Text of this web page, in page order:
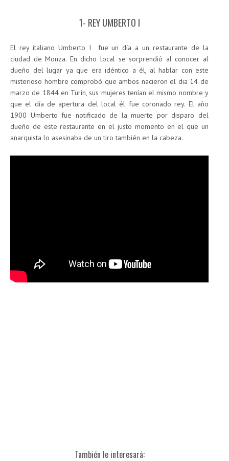
1- REY UMBERTO I
El rey italiano Umberto I fue un día a un restaurante de la
ciudad de Monza. En dicho local se sorprendió al conocer al
dueño del lugar ya que era idéntico a él, al hablar con este
misterioso hombre comprobó que ambos nacieron el dia 14 de
marzo de 1844 en Turín, sus mujeres tenían el mismo nombre y
que el día de apertura del local él fue coronado rey. El año
1900 Umberto fue notificado de la muerte por disparo del
dueño de este restaurante en el justo momento en el que un
anarquista lo asesinaba de un tiro también en la cabeza.
También le interesará: